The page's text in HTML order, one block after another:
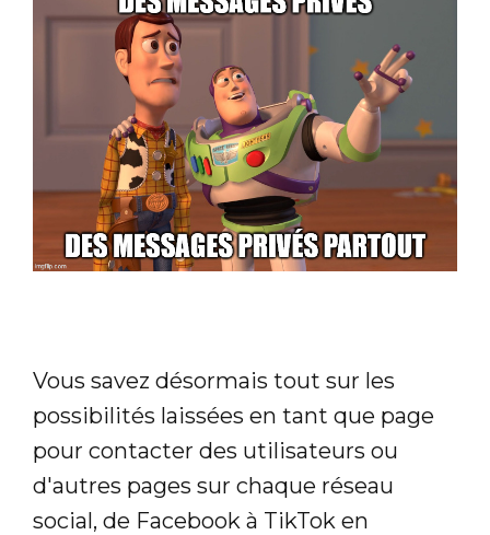
Vous savez désormais tout sur les
possibilités laissées en tant que page
pour contacter des utilisateurs ou
d'autres pages sur chaque réseau
social, de Facebook à TikTok en